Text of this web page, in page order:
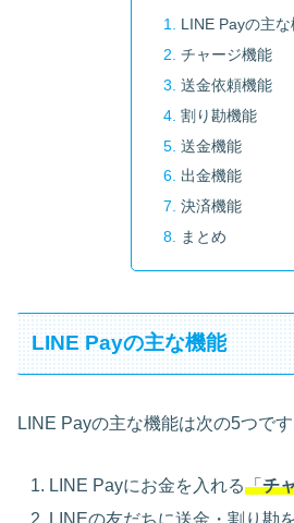
LINE Payの主
チャージ機能
送金依頼機能
割り勘機能
送金機能
出金機能
決済機能
まとめ
LINE Payの主な機能
LINE Payの主な機能は次の5つです
LINE Payにお金を入れる「チ
LINEの友だちに送金・割り勘